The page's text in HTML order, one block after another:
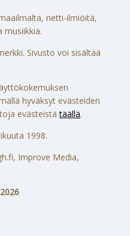
netti-ilmiöitä,
musiikkia.
Sivusto voi sisältää
hyväksyt evästeiden
evästeistätäällä.
1998.
Improve Media,